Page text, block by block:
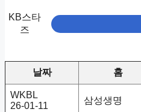
KB스타
즈
날짜 홈
WKBL
26-01-11
삼성생명